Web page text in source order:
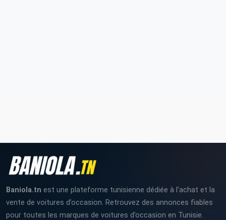
Baniola.tn est une plateforme tunisienne dédiée à l’achat et la
vente de voitures d’occasion. Retrouvez des annonces fiables
pour toutes les marques de voitures d’occasion en Tunisie.